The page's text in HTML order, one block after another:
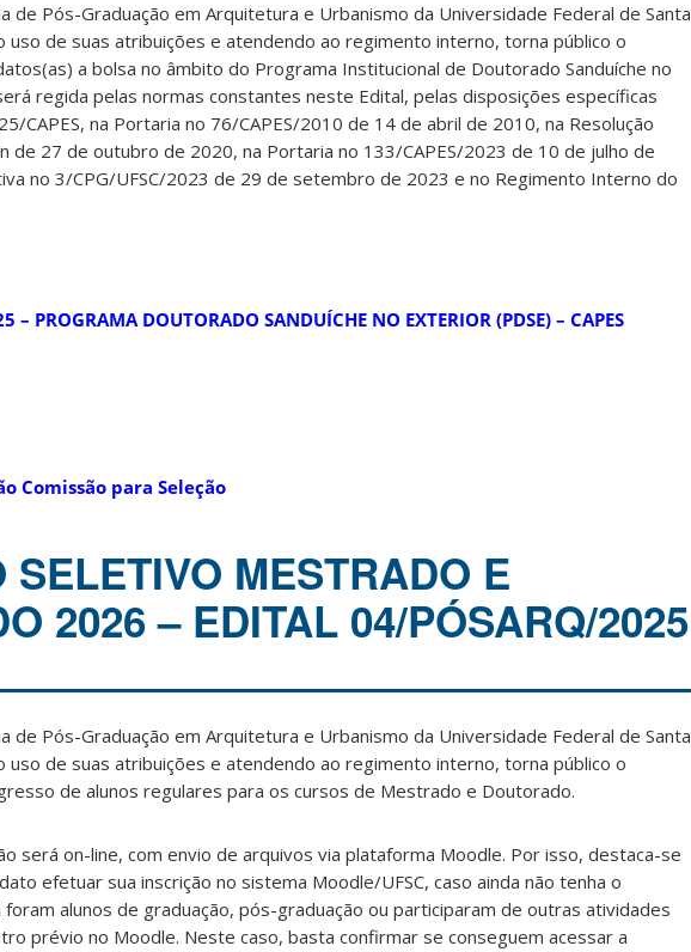
de Pós-Graduação em Arquitetura e Urbanismo da Universidade Federal de Santa
uso de suas atribuições e atendendo ao regimento interno, torna público o
a bolsa no âmbito do Programa Institucional de Doutorado Sanduíche no
regida pelas normas constantes neste Edital, pelas disposições específicas
CAPES, na Portaria no 76/CAPES/2010 de 14 de abril de 2010, na Resolução
de 27 de outubro de 2020, na Portaria no 133/CAPES/2023 de 10 de julho de
no 3/CPG/UFSC/2023 de 29 de setembro de 2023 e no Regimento Interno do
PROGRAMA DOUTORADO SANDUÍCHE NO EXTERIOR (PDSE) – CAPES
Comissão para Seleção
SELETIVO MESTRADO E
2026 – EDITAL 04/PÓSARQ/2025
de Pós-Graduação em Arquitetura e Urbanismo da Universidade Federal de Santa
uso de suas atribuições e atendendo ao regimento interno, torna público o
de alunos regulares para os cursos de Mestrado e Doutorado.
será on-line, com envio de arquivos via plataforma Moodle. Por isso, destaca-se
efetuar sua inscrição no sistema Moodle/UFSC, caso ainda não tenha o
alunos de graduação, pós-graduação ou participaram de outras atividades
prévio no Moodle. Neste caso, basta confirmar se conseguem acessar a